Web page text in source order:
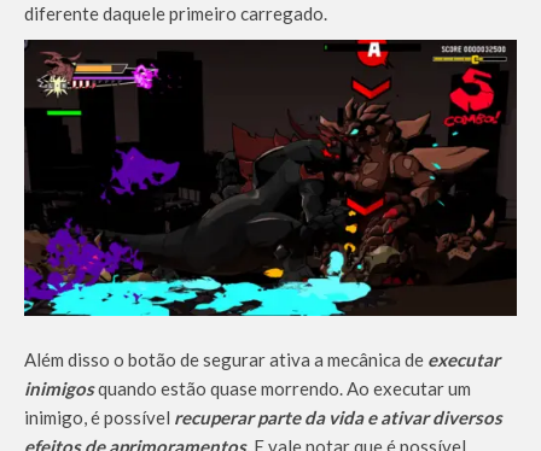
diferente daquele primeiro carregado.
Além disso o botão de segurar ativa a mecânica de executar
inimigosquando estão quase morrendo. Ao executar um
inimigo, é possível recuperar parte da vida e ativar diversos
efeitos de aprimoramentos. E vale notar que é possível